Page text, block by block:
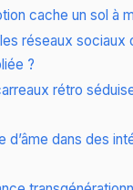
cache un sol à
réseaux sociaux
?
rétro
d’âme dans des